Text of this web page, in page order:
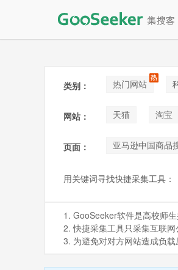
类别： 热门网站
论坛贴吧
网站： 天猫 淘宝
阿里巴巴1688
页面： 亚马逊中国商品
用关键词寻找快捷采集工具：
1. GooSeeker软件是高校师
2. 快捷采集工具只采集互联
3. 为避免对对方网站造成负